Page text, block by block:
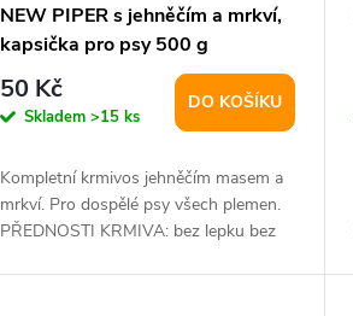
NEW PIPER s jehněčím a mrkví,
kapsička pro psy 500 g
50 Kč
Skladem >15 ks
DO KOŠÍKU
Kompletní krmivos jehněčím masem a
mrkví. Pro dospělé psy všech plemen.
PŘEDNOSTI KRMIVA: bez lepku bez